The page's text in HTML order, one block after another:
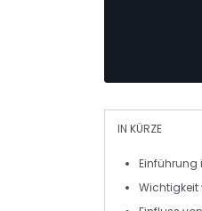
IN KÜRZE
Einführung
Wichtigkeit